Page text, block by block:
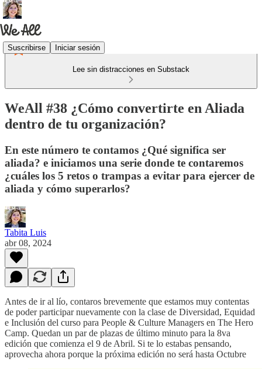
Suscribirse Iniciar sesión
Lee sin distracciones en Substack
WeAll #38 ¿Cómo convertirte en Aliada
dentro de tu organización?
En este número te contamos ¿Qué significa ser
aliada? e iniciamos una serie donde te contaremos
¿cuáles los 5 retos o trampas a evitar para ejercer de
aliada y cómo superarlos?
Tabita Luis
abr 08, 2024
Antes de ir al lío, contaros brevemente que estamos muy contentas
de poder participar nuevamente con la clase de Diversidad, Equidad
e Inclusión del curso para People & Culture Managers en The Hero
Camp. Quedan un par de plazas de último minuto para la 8va
edición que comienza el 9 de Abril. Si te lo estabas pensando,
aprovecha ahora porque la próxima edición no será hasta Octubre